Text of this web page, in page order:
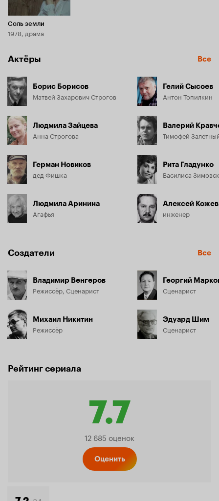
Соль земли
1978, драма
Актёры Все
Борис Борисов
Матвей Захарович Строгов
Людмила Зайцева
Анна Строгова
Герман Новиков
дед Фишка
Людмила Аринина
Агафья
Гелий Сысоев
Антон Топилкин
Валерий
Тимофей
Рита Гладунко
Василиса
Алексей
инженер
Создатели Все
Владимир Венгеров
Режиссёр, Сценарист
Михаил Никитин
Режиссёр
Георгий
Сценарист
Эдуард Шим
Сценарист
Рейтинг сериала
7.7
Рейтинг
12 685 оценок
Оценить